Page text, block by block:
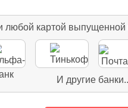
любой картой
И другие